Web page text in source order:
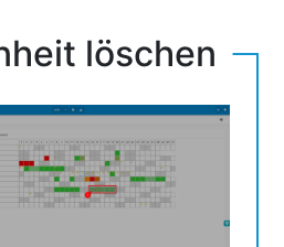
löschen